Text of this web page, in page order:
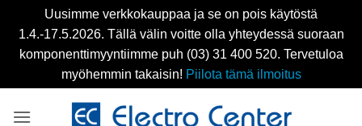
Uusimme verkkokauppaa ja se on pois käytöstä
1.4.-17.5.2026. Tällä välin voitte olla yhteydessä suoraan
komponenttimyyntiimme puh (03) 31 400 520. Tervetuloa
myöhemmin takaisin! Piilota tämä ilmoitus